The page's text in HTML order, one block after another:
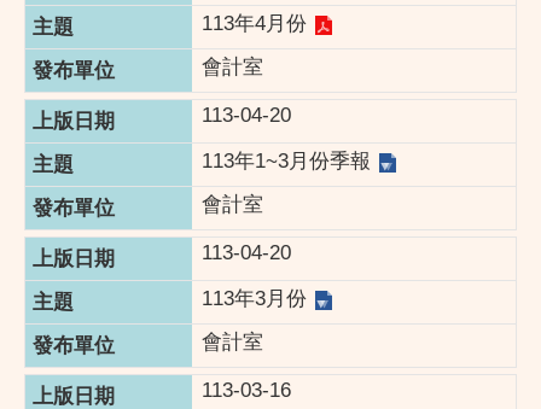
113年4月份
會計室
113-04-20
113年1~3月份季報
會計室
113-04-20
113年3月份
會計室
113-03-16